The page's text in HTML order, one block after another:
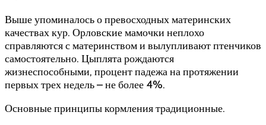
Выше упоминалось о превосходных материнских
качествах кур. Орловские мамочки неплохо
справляются с материнством и вылупливают птенчиков
самостоятельно. Цыплята рождаются
жизнеспособными, процент падежа на протяжении
первых трех недель – не более 4%.
Основные принципы кормления традиционные.